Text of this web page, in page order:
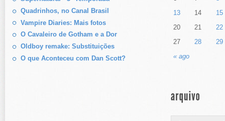
Quadrinhos, no Canal Brasil
Vampire Diaries: Mais fotos
O Cavaleiro de Gotham e a Dor
Oldboy remake: Substituições
O que Aconteceu com Dan Scott?
« ago
13
14
15
20
21
22
27
28 29